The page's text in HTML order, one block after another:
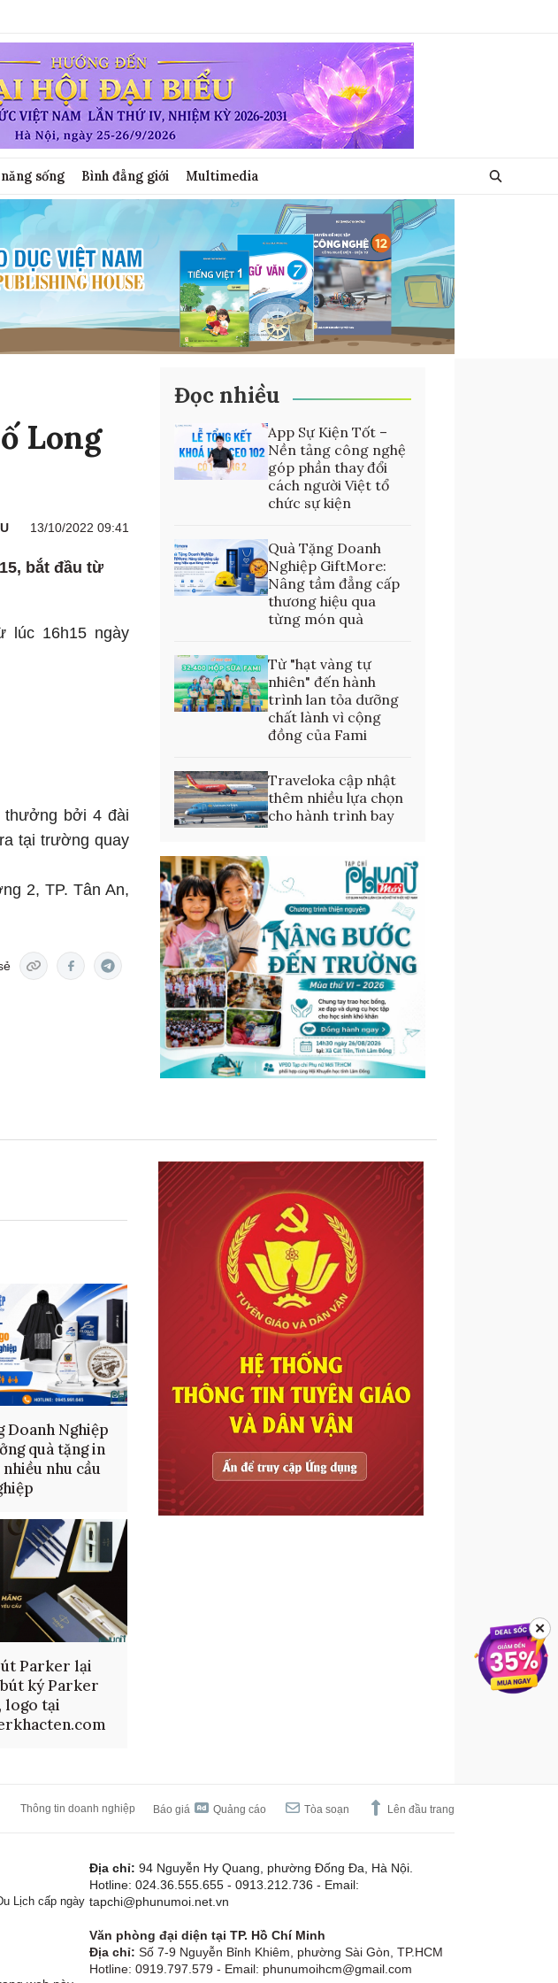
sống Bình đẳng giới Multimedia
Long
13/10/2022 09:41
bắt đầu từ
lúc 16h15 ngày
thưởng bởi 4 đài
tại trường quay
2, TP. Tân An,
Đọc nhiều
App Sự Kiện Tốt –
Nền tảng công nghệ
góp phần thay đổi
cách người Việt tổ
chức sự kiện
Quà Tặng Doanh
Nghiệp GiftMore:
Nâng tầm đẳng cấp
thương hiệu qua
từng món quà
Từ "hạt vàng tự
nhiên" đến hành
trình lan tỏa dưỡng
chất lành vì cộng
đồng của Fami
Traveloka cập nhật
thêm nhiều lựa chọn
cho hành trình bay
Doanh Nghiệp
quà tặng in
nhu cầu
Parker lại
ký Parker
logo tại
Thông tin doanh nghiệp Báo giá Quảng cáo Tòa soạn Lên đầu trang
Lịch cấp ngày
Địa chỉ: 94 Nguyễn Hy Quang, phường Đống Đa, Hà Nội.
Hotline: 024.36.555.655 - 0913.212.736 - Email:
tapchi@phunumoi.net.vn
Văn phòng đại diện tại TP. Hồ Chí Minh
Địa chỉ: Số 7-9 Nguyễn Bỉnh Khiêm, phường Sài Gòn, TP.HCM
Hotline: 0919.797.579 - Email: phunumoihcm@gmail.com
✕